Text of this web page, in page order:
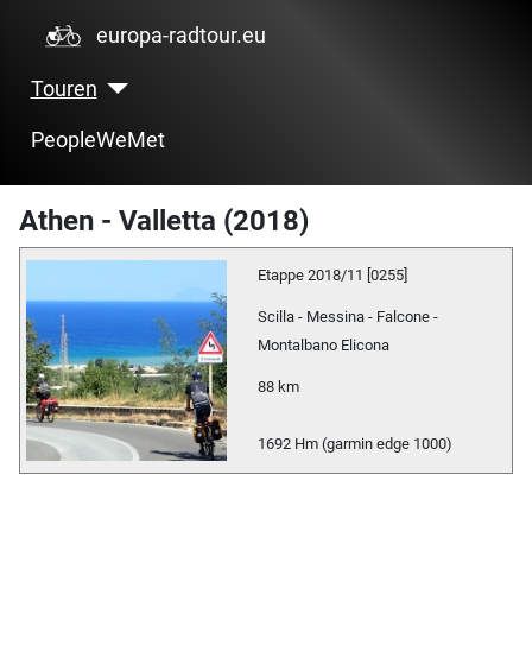
europa-radtour.eu
Touren
PeopleWeMet
Athen - Valletta (2018)
Etappe 2018/11 [0255]
Scilla - Messina - Falcone -
Montalbano Elicona
88 km
1692 Hm (garmin edge 1000)